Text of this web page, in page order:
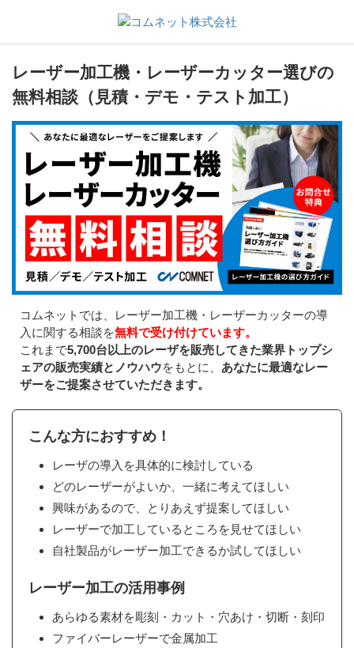
レーザー加工機・レーザーカッター選びの
無料相談（見積・デモ・テスト加工）
コムネットでは、レーザー加工機・レーザーカッターの導
入に関する相談を無料で受け付けています。
これまで5,700台以上のレーザを販売してきた業界トップシ
ェアの販売実績とノウハウをもとに、 あなたに最適なレー
ザーをご提案させていただきます。
こんな方におすすめ！
レーザの導入を具体的に検討している
どのレーザーがよいか、一緒に考えてほしい
興味があるので、とりあえず提案してほしい
レーザーで加工しているところを見せてほしい
自社製品がレーザー加工できるか試してほしい
レーザー加工の活用事例
あらゆる素材を彫刻・カット・穴あけ・切断・刻印
ファイバーレーザーで金属加工